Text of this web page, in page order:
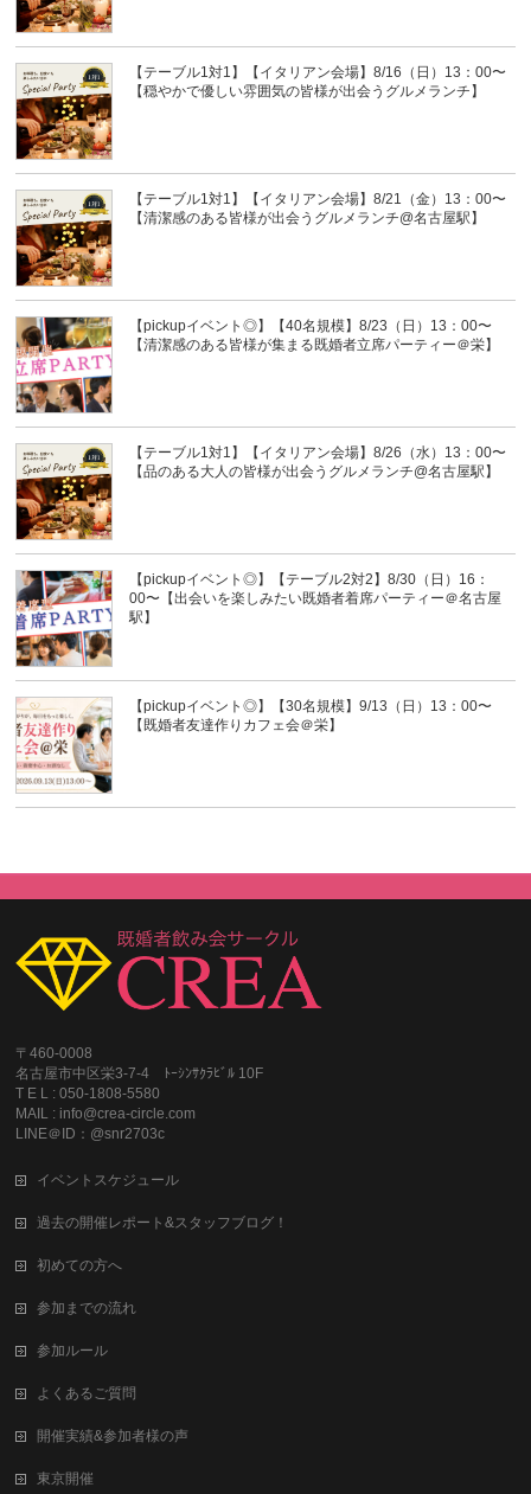
【テーブル1対1】【イタリアン会場】8/16（日）13：00〜
【穏やかで優しい雰囲気の皆様が出会うグルメランチ】
【テーブル1対1】【イタリアン会場】8/21（金）13：00〜
【清潔感のある皆様が出会うグルメランチ@名古屋駅】
【pickupイベント◎】【40名規模】8/23（日）13：00〜
【清潔感のある皆様が集まる既婚者立席パーティー＠栄】
【テーブル1対1】【イタリアン会場】8/26（水）13：00〜
【品のある大人の皆様が出会うグルメランチ@名古屋駅】
【pickupイベント◎】【テーブル2対2】8/30（日）16：
00〜【出会いを楽しみたい既婚者着席パーティー＠名古屋
駅】
【pickupイベント◎】【30名規模】9/13（日）13：00〜
【既婚者友達作りカフェ会＠栄】
〒460-0008
名古屋市中区栄3-7-4 ﾄｰｼﾝｻｸﾗﾋﾞﾙ 10F
T E L : 050-1808-5580
MAIL : info@crea-circle.com
LINE＠ID：@snr2703c
イベントスケジュール
過去の開催レポート&スタッフブログ！
初めての方へ
参加までの流れ
参加ルール
よくあるご質問
開催実績&参加者様の声
東京開催